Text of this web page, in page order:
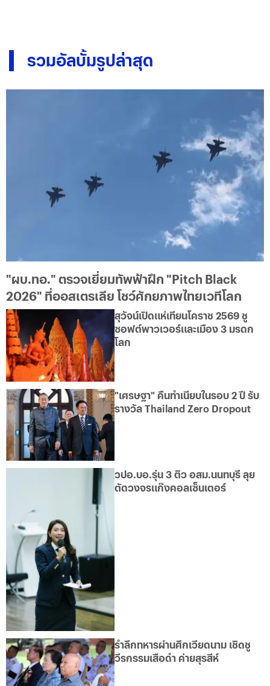
รวมอัลบั้มรูปล่าสุด
"ผบ.ทอ." ตรวจเยี่ยมทัพฟ้าฝึก "Pitch Black
2026" ที่ออสเตรเลีย โชว์ศักยภาพไทยเวทีโลก
สุวัจน์เปิดแห่เทียนโคราช 2569 ชู
ซอฟต์พาวเวอร์และเมือง 3 มรดก
โลก
"เศรษฐา" คืนทำเนียบในรอบ 2 ปี รับ
รางวัล Thailand Zero Dropout
วปอ.บอ.รุ่น 3 ติว อสม.นนทบุรี ลุย
ตัดวงจรแก๊งคอลเซ็นเตอร์
รำลึกทหารผ่านศึกเวียดนาม เชิดชู
วีรกรรมเสือดำ ค่ายสุรสีห์